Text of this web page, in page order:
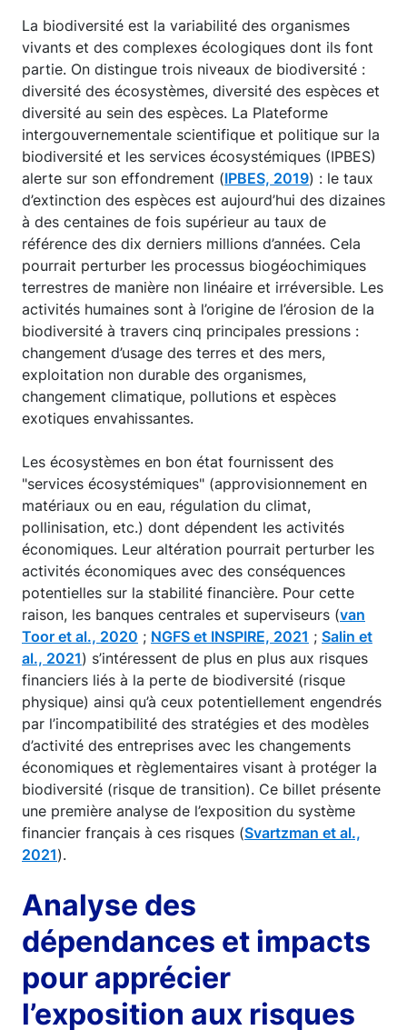
La biodiversité est la variabilité des organismes
vivants et des complexes écologiques dont ils font
partie. On distingue trois niveaux de biodiversité :
diversité des écosystèmes, diversité des espèces et
diversité au sein des espèces. La Plateforme
intergouvernementale scientifique et politique sur la
biodiversité et les services écosystémiques (IPBES)
alerte sur son effondrement (IPBES, 2019) : le taux
d’extinction des espèces est aujourd’hui des dizaines
à des centaines de fois supérieur au taux de
référence des dix derniers millions d’années. Cela
pourrait perturber les processus biogéochimiques
terrestres de manière non linéaire et irréversible. Les
activités humaines sont à l’origine de l’érosion de la
biodiversité à travers cinq principales pressions :
changement d’usage des terres et des mers,
exploitation non durable des organismes,
changement climatique, pollutions et espèces
exotiques envahissantes.
Les écosystèmes en bon état fournissent des
"services écosystémiques" (approvisionnement en
matériaux ou en eau, régulation du climat,
pollinisation, etc.) dont dépendent les activités
économiques. Leur altération pourrait perturber les
activités économiques avec des conséquences
potentielles sur la stabilité financière. Pour cette
raison, les banques centrales et superviseurs (van
Toor et al., 2020 ; NGFS et INSPIRE, 2021 ; Salin et
al., 2021) s’intéressent de plus en plus aux risques
financiers liés à la perte de biodiversité (risque
physique) ainsi qu’à ceux potentiellement engendrés
par l’incompatibilité des stratégies et des modèles
d’activité des entreprises avec les changements
économiques et règlementaires visant à protéger la
biodiversité (risque de transition). Ce billet présente
une première analyse de l’exposition du système
financier français à ces risques (Svartzman et al.,
2021).
Analyse des
dépendances et impacts
pour apprécier
l’exposition aux risques